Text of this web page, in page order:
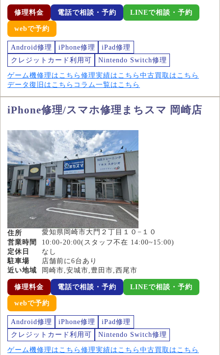
修理料金 電話で相談・予約 LINEで相談・予約
webで予約
Android修理 iPhone修理
iPad修理
クレジットカード利用可
Nintendo Switch修理
ゲーム機修理はこちら 修理実績はこちら 中古買取はこちら
データ復旧はこちら コラム一覧はこちら
iPhone修理/スマホ修理まちスマ 岡崎店
住所
愛知県岡崎市大門２丁目１０−１０
営業時間
10:00-20:00(スタッフ不在 14:00~15:00)
定休日
なし
駐車場
店舗前に6台あり
近い地域
岡崎市,安城市,豊田市,西尾市
修理料金 電話で相談・予約 LINEで相談・予約
webで予約
Android修理 iPhone修理
iPad修理
クレジットカード利用可
Nintendo Switch修理
ゲーム機修理はこちら 修理実績はこちら 中古買取はこちら